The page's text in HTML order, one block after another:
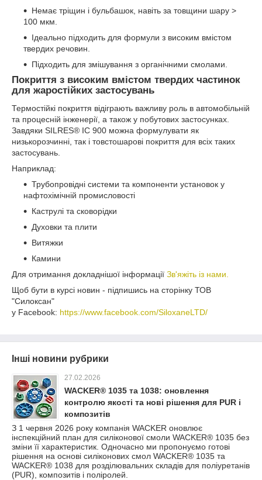
Немає тріщин і бульбашок, навіть за товщини шару >
100 мкм.
Ідеально підходить для формули з високим вмістом
твердих речовин.
Підходить для змішування з органічними смолами.
Покриття з високим вмістом твердих частинок
для жаростійких застосувань
Термостійкі покриття відіграють важливу роль в автомобільній
та процесній інженерії, а також у побутових застосунках.
Завдяки SILRES® IC 900 можна формулувати як
низькорозчинні, так і товстошарові покриття для всіх таких
застосувань.
Наприклад:
Трубопровідні системи та компоненти установок у
нафтохімічній промисловості
Каструлі та сковорідки
Духовки та плити
Витяжки
Камини
Для отримання докладнішої інформації Зв'яжіть із нами.
Щоб бути в курсі новин - підпишись на сторінку ТОВ
"Силоксан"
у Facebook: https://www.facebook.com/SiloxaneLTD/
Інші новини рубрики
27.02.2026
WACKER® 1035 та 1038: оновлення
контролю якості та нові рішення для PUR і
композитів
З 1 червня 2026 року компанія WACKER оновлює
інспекційний план для силіконової смоли WACKER® 1035 без
зміни її характеристик. Одночасно ми пропонуємо готові
рішення на основі силіконових смол WACKER® 1035 та
WACKER® 1038 для розділювальних складів для поліуретанів
(PUR), композитів і поліролей.